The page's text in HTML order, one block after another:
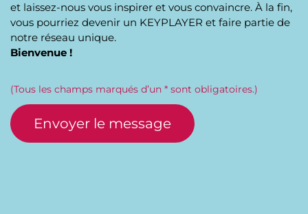
et laissez-nous vous inspirer et vous convaincre. À la fin,
vous pourriez devenir un KEYPLAYER et faire partie de
notre réseau unique.
Bienvenue !
(Tous les champs marqués d’un * sont obligatoires.)
Envoyer le message